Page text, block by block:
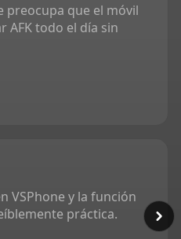
preocupa que el móvil
AFK todo el día sin
VSPhone y la función
práctica.